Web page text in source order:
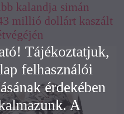
kalandja simán
millió dollárt kaszált
Tájékoztatjuk,
felhasználói
érdekében
A